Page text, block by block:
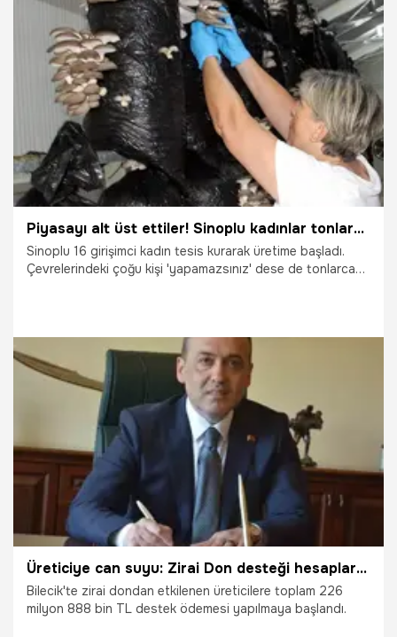
7.12.2025 Ekonomi
Piyasayı alt üst ettiler! Sinoplu kadınlar tonlarca üretim yapınca fiyatlar yarıya düştü
Sinoplu 16 girişimci kadın tesis kurarak üretime başladı.
Çevrelerindeki çoğu kişi 'yapamazsınız' dese de tonlarca
TL'ye satılan ürünü, hasat bereketi nedeniyle 100 liraya
satıyorlar. İşte ilham veren hikayenin ayrıntıları...
Ekonomi
Üreticiye can suyu: Zirai Don desteği hesaplara yatıyor
Bilecik'te zirai dondan etkilenen üreticilere toplam 226
milyon 888 bin TL destek ödemesi yapılmaya başlandı.